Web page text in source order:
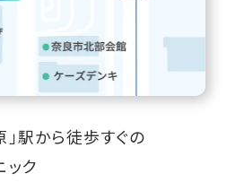
駅から徒歩すぐの
ック